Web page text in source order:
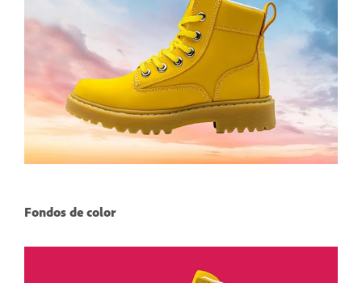
Fondos de color